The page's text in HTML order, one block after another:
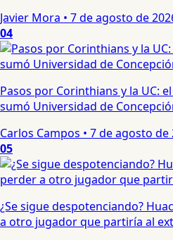
Javier Mora • 7 de agosto de
04
Pasos por Corinthians y la UC:
sumó Universidad de
Carlos Campos • 7 de agosto de
05
¿Se sigue despotenciando?
a otro jugador que partiría al